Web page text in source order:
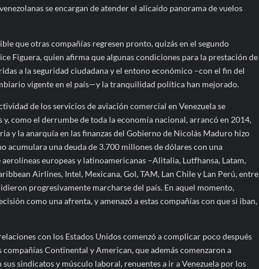
se encargan de atender el alicaído panorama de vuelos
que otras compañías regresen pronto, quizás en el segundo
Figuera, quien afirma que algunas condiciones para la prestación de
a la seguridad ciudadana y el entono económico –con el fin del
vigente en el país—y la tranquilidad política han mejorado.
de los servicios de aviación comercial en Venezuela se
y, como el derrumbe de toda la economía nacional, arrancó en 2014,
y la anarquía en las finanzas del Gobierno de Nicolás Maduro hizo
acumulara una deuda de 3.700 millones de dólares con una
europeas y latinoamericanas –Alitalia, Lutfhansa, Latam,
Airlines, Intel, Mexicana, Gol, TAM, Lan Chile y Lan Perú, entre
progresivamente marcharse del país. En aquel momento,
como una afrenta, y amenazó a estas compañías con que si iban,
con los Estados Unidos comenzó a complicar poco después
compañías Continental y American, que además comenzaron a
sindicatos y músculo laboral, renuentes a ir a Venezuela por los